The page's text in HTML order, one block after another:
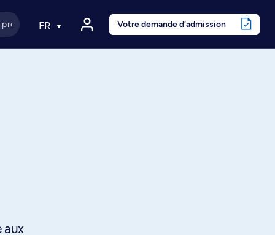
FR Votre demande d’admission
aux